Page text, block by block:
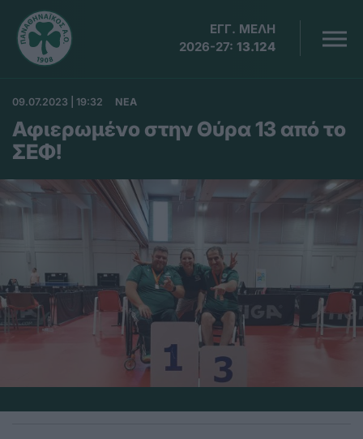
ΕΓΓ. ΜΕΛΗ
2026-27: 13.124
09.07.2023 | 19:32 ΝΕΑ
Αφιερωμένο στην Θύρα 13 από το
ΣΕΦ!